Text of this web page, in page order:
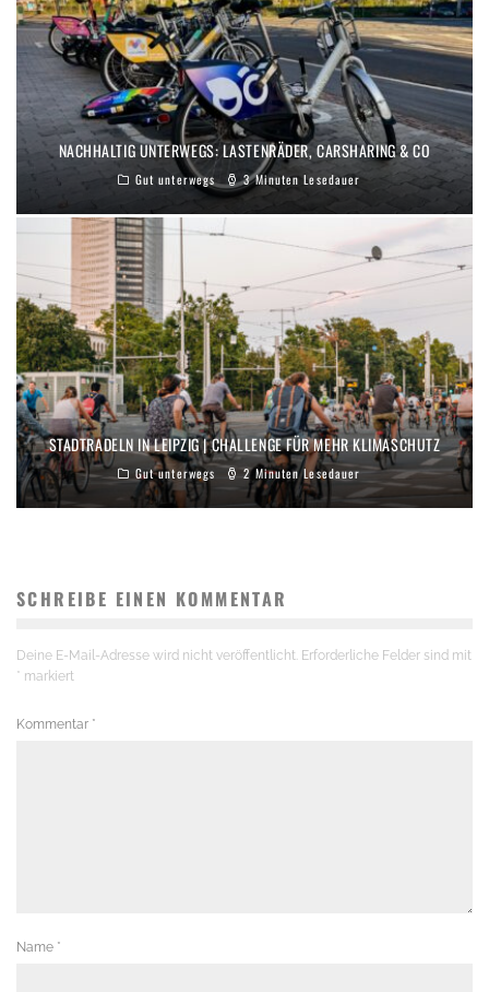
NACHHALTIG UNTERWEGS: LASTENRÄDER, CARSHARING & CO
Gut unterwegs 3 Minuten Lesedauer
STADTRADELN IN LEIPZIG | CHALLENGE FÜR MEHR KLIMASCHUTZ
Gut unterwegs 2 Minuten Lesedauer
SCHREIBE EINEN KOMMENTAR
Deine E-Mail-Adresse wird nicht veröffentlicht. Erforderliche Felder sind mit
* markiert
Kommentar *
Name *